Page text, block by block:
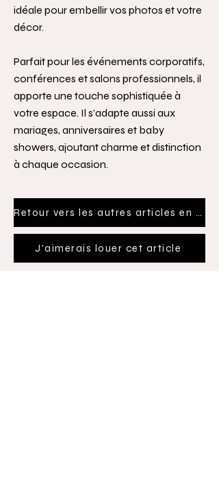
idéale pour embellir vos photos et votre
décor.
Parfait pour les événements corporatifs,
conférences et salons professionnels, il
apporte une touche sophistiquée à
votre espace. Il s’adapte aussi aux
mariages, anniversaires et baby
showers, ajoutant charme et distinction
à chaque occasion.
Retour vers les autres articles en location
J'aimerais louer cet article